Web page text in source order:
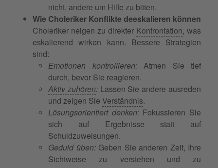
nicht, andere um Hilfe zu bitten.
Wie Choleriker Konflikte deeskalieren können
Choleriker neigen zu direkter Konfrontation, was
eskalierend wirken kann. Bessere Strategien
sind:
Emotionen kontrollieren:Atmen Sie tief
durch, bevor Sie reagieren.
Aktiv zuhören:Lassen Sie andere ausreden
und zeigen Sie Verständnis.
Lösungsorientiert denken:Fokussieren Sie
sich auf Ergebnisse statt auf
Schuldzuweisungen.
Geduld üben:Geben Sie anderen Zeit, Ihre
Sichtweise zu verstehen und zu